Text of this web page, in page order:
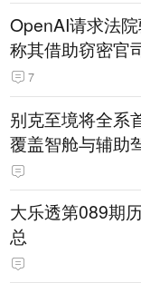
OpenAI请求法
称其借助窃密官
7
别克至境将全系
覆盖智舱与辅助
大乐透第089期
总